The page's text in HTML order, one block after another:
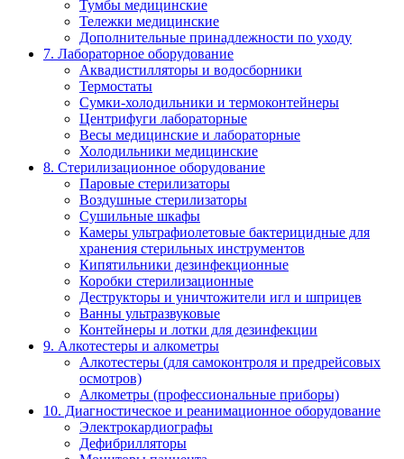
Тумбы медицинские
Тележки медицинские
Дополнительные принадлежности по уходу
7. Лабораторное оборудование
Аквадистилляторы и водосборники
Термостаты
Сумки-холодильники и термоконтейнеры
Центрифуги лабораторные
Весы медицинские и лабораторные
Холодильники медицинские
8. Стерилизационное оборудование
Паровые стерилизаторы
Воздушные стерилизаторы
Сушильные шкафы
Камеры ультрафиолетовые бактерицидные для
хранения стерильных инструментов
Кипятильники дезинфекционные
Коробки стерилизационные
Деструкторы и уничтожители игл и шприцев
Ванны ультразвуковые
Контейнеры и лотки для дезинфекции
9. Алкотестеры и алкометры
Алкотестеры (для самоконтроля и предрейсовых
осмотров)
Алкометры (профессиональные приборы)
10. Диагностическое и реанимационное оборудование
Электрокардиографы
Дефибрилляторы